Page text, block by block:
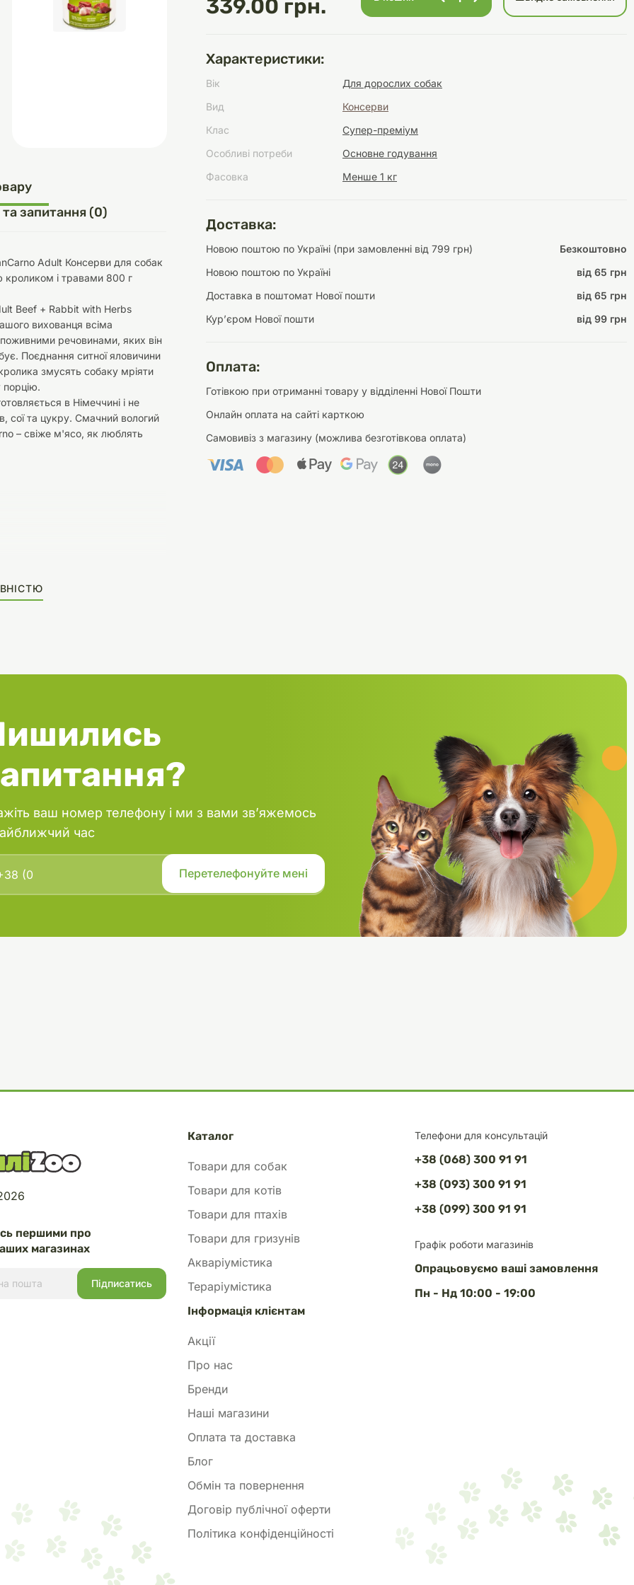
догляду
та аскесуари
Інструменти для
Амуніція
Обігрівачі Освітлення
339.00 грн.
Характеристики:
Вік
Для дорослих собак
Вид
Консерви
Клас
Супер-преміум
Особливі потреби
Основне годування
Фасовка
Менше 1 кг
Доставка:
Новою поштою по Україні (при замовленні від 799 грн)
Безкоштовно
Новою поштою по Україні
від 65 грн
Доставка в поштомат Нової пошти
від 65 грн
Курʼєром Нової пошти
від 99 грн
Оплата:
Готівкою при отриманні товару у відділенні Нової Пошти
Онлайн оплата на сайті карткою
Самовивіз з магазину (можлива безготівкова оплата)
та запитання (0)
Adult Консерви для собак
кроликом і травами 800 г
Beef + Rabbit with Herbs
вихованця всіма
речовинами, яких він
Поєднання ситної яловичини
змусять собаку мріяти
порцію.
в Німеччині і не
сої та цукру. Смачний вологий
– свіже м'ясо, як люблять
ваш номер телефону і ми з вами зв’яжемось
час
Телефони для консультацій
+38 (068) 300 91 91
+38 (093) 300 91 91
+38 (099) 300 91 91
Графік роботи магазинів
Опрацьовуємо ваші замовлення
Пн - Нд 10:00 - 19:00
першими про
магазинах
Каталог
Товари для собак
Товари для котів
Товари для птахів
Товари для гризунів
Акваріумістика
Тераріумістика
Інформація клієнтам
Акції
Про нас
Бренди
Наші магазини
Оплата та доставка
Блог
Обмін та повернення
Договір публічної оферти
Політика конфіденційності